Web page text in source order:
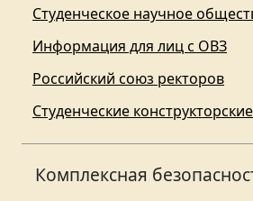
Студенческое научное
Информация для лиц с ОВЗ
Российский союз ректоров
Студенческие
Комплексная